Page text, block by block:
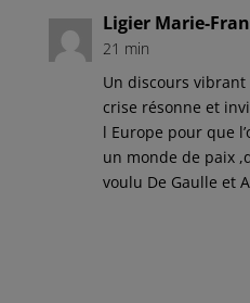
Ligier Marie-
21 min
Un discours
crise résonne et
l Europe pour que
un monde de paix
voulu De Gaulle et